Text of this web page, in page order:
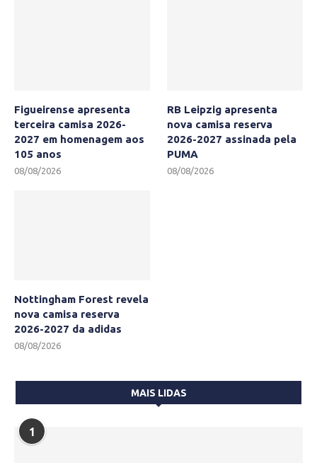
Figueirense apresenta
terceira camisa 2026-
2027 em homenagem aos
105 anos
08/08/2026
RB Leipzig apresenta
nova camisa reserva
2026-2027 assinada pela
PUMA
08/08/2026
Nottingham Forest revela
nova camisa reserva
2026-2027 da adidas
08/08/2026
MAIS LIDAS
1